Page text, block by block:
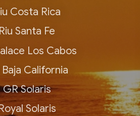
Costa Rica
Riu Santa Fe
Los Cabos
Baja California
GR Solaris
Solaris